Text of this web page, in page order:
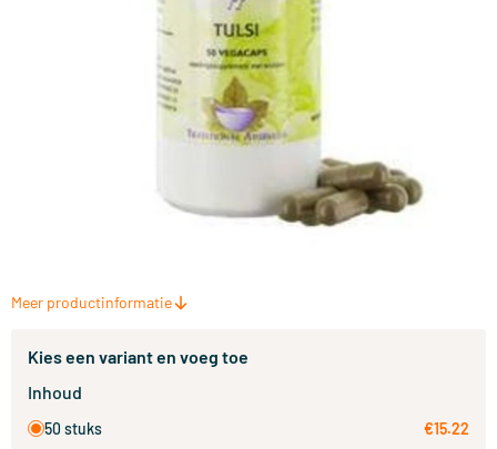
Meer productinformatie
Kies een variant en voeg toe
Inhoud
50 stuks €15.22